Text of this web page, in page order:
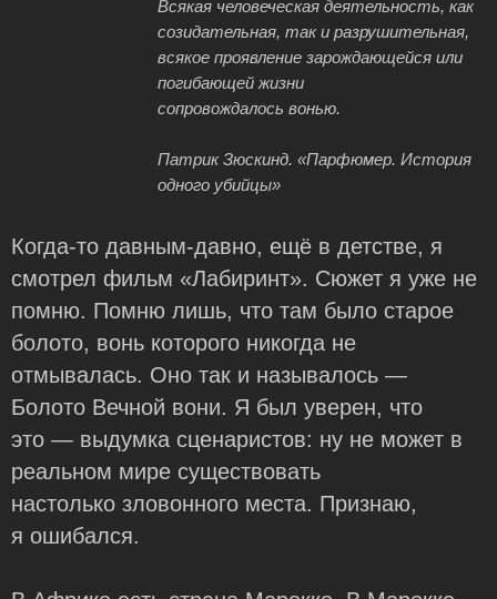
Всякая человеческая деятельность, как
созидательная, так и разрушительная,
всякое проявление зарождающейся или
погибающей жизни
сопровождалось вонью.
Патрик Зюскинд. «Парфюмер. История
одного убийцы»
Когда‑то давным‑давно, ещё в детстве, я
смотрел фильм «Лабиринт». Сюжет я уже не
помню. Помню лишь, что там было старое
болото, вонь которого никогда не
отмывалась. Оно так и называлось —
Болото Вечной вони. Я был уверен, что
это — выдумка сценаристов: ну не может в
реальном мире существовать
настолько зловонного места. Признаю,
я ошибался.